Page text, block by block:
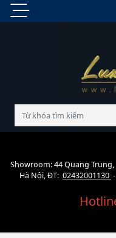
Showroom: 44 Quang Trung,
Hà Nội, ĐT: 02432001130